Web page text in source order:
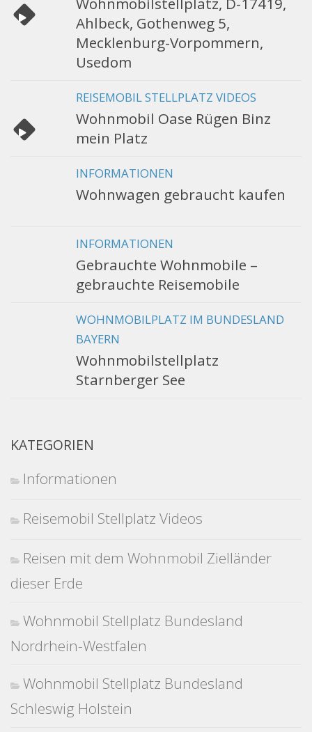
Ahlbeck, Gothenweg 5,
Mecklenburg-Vorpommern,
Usedom
REISEMOBIL STELLPLATZ VIDEOS
Wohnmobil Oase Rügen Binz
mein Platz
INFORMATIONEN
Wohnwagen gebraucht kaufen
INFORMATIONEN
Gebrauchte Wohnmobile –
gebrauchte Reisemobile
WOHNMOBILPLATZ IM BUNDESLAND
BAYERN
Wohnmobilstellplatz
Starnberger See
KATEGORIEN
Informationen
Reisemobil Stellplatz Videos
Reisen mit dem Wohnmobil Zielländer
dieser Erde
Wohnmobil Stellplatz Bundesland
Nordrhein-Westfalen
Wohnmobil Stellplatz Bundesland
Schleswig Holstein